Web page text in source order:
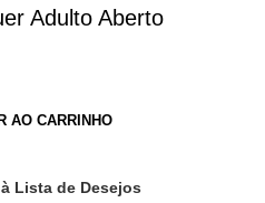
Adulto Aberto
AO CARRINHO
Lista de Desejos